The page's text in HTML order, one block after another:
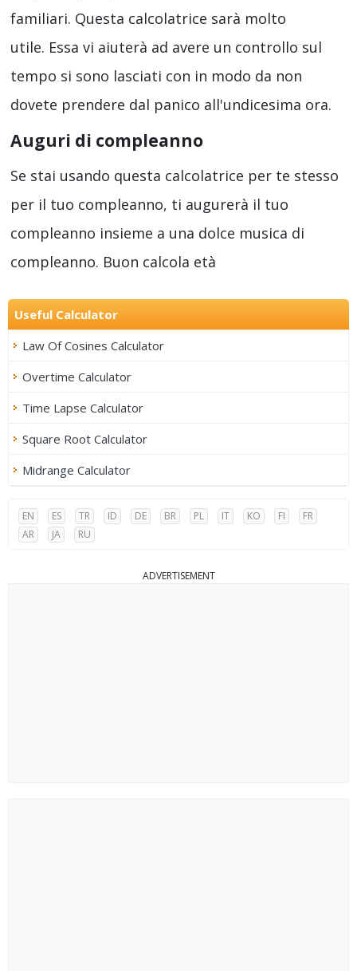
familiari. Questa calcolatrice sarà molto
utile. Essa vi aiuterà ad avere un controllo sul
tempo si sono lasciati con in modo da non
dovete prendere dal panico all'undicesima ora.
Auguri di compleanno
Se stai usando questa calcolatrice per te stesso
per il tuo compleanno, ti augurerà il tuo
compleanno insieme a una dolce musica di
compleanno. Buon calcola età
Useful Calculator
Law Of Cosines Calculator
Overtime Calculator
Time Lapse Calculator
Square Root Calculator
Midrange Calculator
EN ES TR ID DE BR PL IT KO FI
FR
AR
JA RU
ADVERTISEMENT